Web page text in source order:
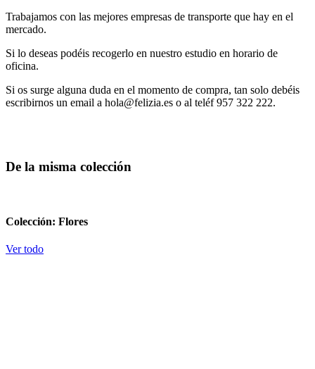
Trabajamos con las mejores empresas de transporte que hay en el
mercado.
Si lo deseas podéis recogerlo en nuestro estudio en horario de
oficina.
Si os surge alguna duda en el momento de compra, tan solo debéis
escribirnos un email a hola@felizia.es o al teléf 957 322 222.
De la misma colección
Colección: Flores
Ver todo